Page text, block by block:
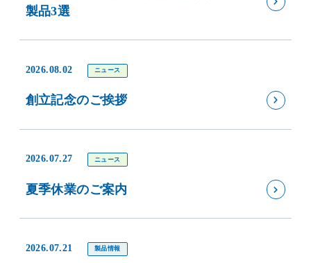
製品3選
2026.08.02 ニュース
創立記念のご挨拶
2026.07.27 ニュース
夏季休業のご案内
2026.07.21 製品情報